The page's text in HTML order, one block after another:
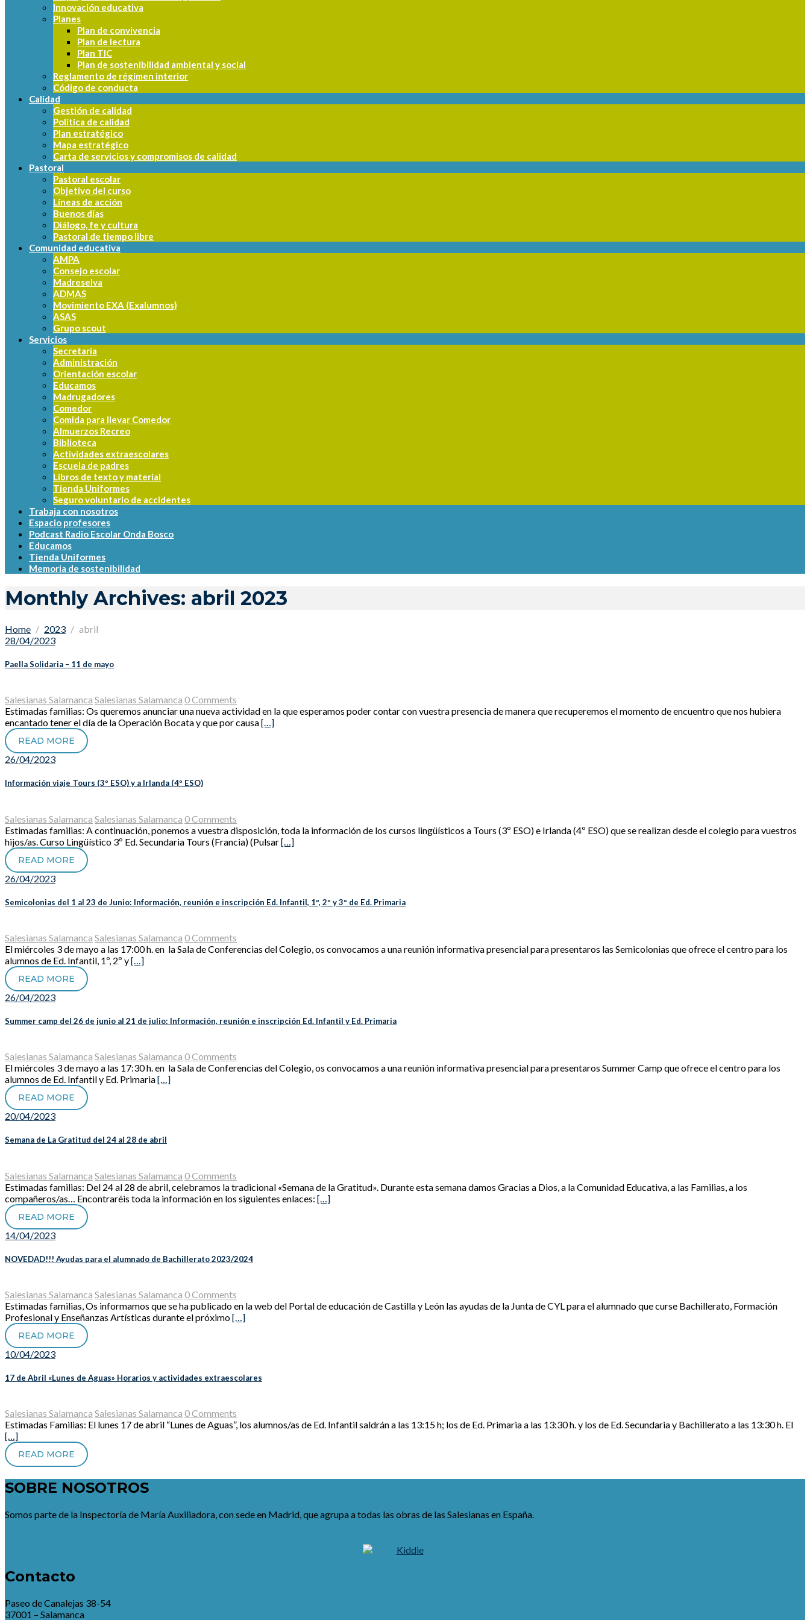
Innovación educativa
Planes
Plan de convivencia
Plan de lectura
Plan TIC
Plan de sostenibilidad ambiental y social
Reglamento de régimen interior
Código de conducta
Calidad
Gestión de calidad
Política de calidad
Plan estratégico
Mapa estratégico
Carta de servicios y compromisos de calidad
Pastoral
Pastoral escolar
Objetivo del curso
Líneas de acción
Buenos días
Diálogo, fe y cultura
Pastoral de tiempo libre
Comunidad educativa
AMPA
Consejo escolar
Madreselva
ADMAS
Movimiento EXA (Exalumnos)
ASAS
Grupo scout
Servicios
Secretaría
Administración
Orientación escolar
Educamos
Madrugadores
Comedor
Comida para llevar Comedor
Almuerzos Recreo
Biblioteca
Actividades extraescolares
Escuela de padres
Libros de texto y material
Tienda Uniformes
Seguro voluntario de accidentes
Trabaja con nosotros
Espacio profesores
Podcast Radio Escolar Onda Bosco
Educamos
Tienda Uniformes
Memoria de sostenibilidad
Monthly Archives: abril 2023
Home 2023
abril
28/04/2023
Paella Solidaria – 11 de mayo
Salesianas Salamanca Salesianas Salamanca 0 Comments
Estimadas familias: Os queremos anunciar una nueva actividad en la que esperamos poder contar con vuestra presencia de manera que recuperemos el momento de encuentro que nos hubiera
encantado tener el día de la Operación Bocata y que por causa[…]
READ MORE
26/04/2023
Información viaje Tours (3º ESO) y a Irlanda (4º ESO)
Salesianas Salamanca Salesianas Salamanca 0 Comments
Estimadas familias: A continuación, ponemos a vuestra disposición, toda la información de los cursos lingüísticos a Tours (3º ESO) e Irlanda (4º ESO) que se realizan desde el colegio para vuestros
hijos/as. Curso Lingüístico 3º Ed. Secundaria Tours (Francia) (Pulsar[…]
READ MORE
26/04/2023
Semicolonias del 1 al 23 de Junio: Información, reunión e inscripción Ed. Infantil, 1º, 2º y 3º de Ed. Primaria
Salesianas Salamanca Salesianas Salamanca 0 Comments
El miércoles 3 de mayo a las 17:00 h. en la Sala de Conferencias del Colegio, os convocamos a una reunión informativa presencial para presentaros las Semicolonias que ofrece el centro para los
alumnos de Ed. Infantil, 1º, 2º y[…]
READ MORE
26/04/2023
Summer camp del 26 de junio al 21 de julio: Información, reunión e inscripción Ed. Infantil y Ed. Primaria
Salesianas Salamanca Salesianas Salamanca 0 Comments
El miércoles 3 de mayo a las 17:30 h. en la Sala de Conferencias del Colegio, os convocamos a una reunión informativa presencial para presentaros Summer Camp que ofrece el centro para los
alumnos de Ed. Infantil y Ed. Primaria[…]
READ MORE
20/04/2023
Semana de La Gratitud del 24 al 28 de abril
Salesianas Salamanca Salesianas Salamanca 0 Comments
Estimadas familias: Del 24 al 28 de abril, celebramos la tradicional «Semana de la Gratitud». Durante esta semana damos Gracias a Dios, a la Comunidad Educativa, a las Familias, a los
compañeros/as… Encontraréis toda la información en los siguientes enlaces: […]
READ MORE
14/04/2023
NOVEDAD!!! Ayudas para el alumnado de Bachillerato 2023/2024
Salesianas Salamanca Salesianas Salamanca 0 Comments
Estimadas familias, Os informamos que se ha publicado en la web del Portal de educación de Castilla y León las ayudas de la Junta de CYL para el alumnado que curse Bachillerato, Formación
Profesional y Enseñanzas Artísticas durante el próximo[…]
READ MORE
10/04/2023
17 de Abril «Lunes de Aguas» Horarios y actividades extraescolares
Salesianas Salamanca Salesianas Salamanca 0 Comments
Estimadas Familias: El lunes 17 de abril “Lunes de Aguas”, los alumnos/as de Ed. Infantil saldrán a las 13:15 h; los de Ed. Primaria a las 13:30 h. y los de Ed. Secundaria y Bachillerato a las 13:30 h. El
[…]
READ MORE
SOBRE NOSOTROS
Somos parte de la Inspectoría de María Auxiliadora, con sede en Madrid, que agrupa a todas las obras de las Salesianas en España.
Contacto
Paseo de Canalejas 38-54
37001 – Salamanca